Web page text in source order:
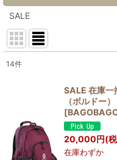
SALE
14件
SALE 在庫
（ボルド
[
20,000円(
在庫わずか